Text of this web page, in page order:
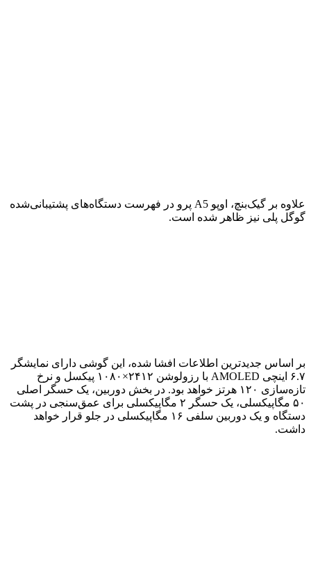
علاوه بر گیک‌بنچ، اوپو A5 پرو در فهرست دستگاه‌های پشتیبانی‌شده
گوگل پلی نیز ظاهر شده است.
بر اساس جدیدترین اطلاعات افشا شده، این گوشی دارای نمایشگر
۶.۷ اینچی AMOLED با رزولوشن ۲۴۱۲×۱۰۸۰ پیکسل و نرخ
تازه‌سازی ۱۲۰ هرتز خواهد بود. در بخش دوربین، یک حسگر اصلی
۵۰ مگاپیکسلی، یک حسگر ۲ مگاپیکسلی برای عمق‌سنجی در پشت
دستگاه و یک دوربین سلفی ۱۶ مگاپیکسلی در جلو قرار خواهد
داشت.